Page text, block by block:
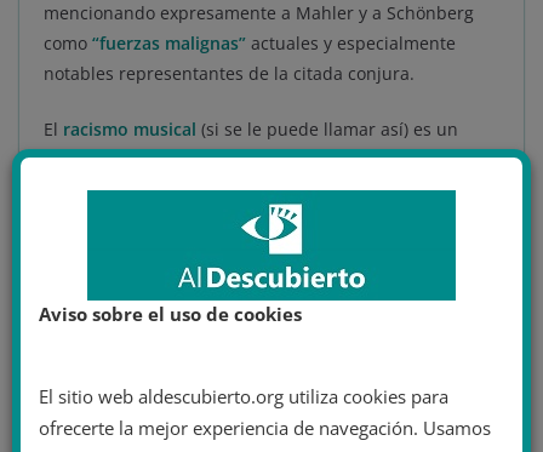
mencionando expresamente a Mahler y a Schönberg
como “fuerzas malignas” actuales y especialmente
notables representantes de la citada conjura.
El racismo musical (si se le puede llamar así) es un
fenómeno estrechamente ligado y derivado del racismo
filosófico apoyado por el nacionalsocialismo (nazismo), y
encontró su meca en los círculos musicales
Bayreuth
Aviso sobre el uso de cookies
El sitio web aldescubierto.org utiliza cookies para
ofrecerte la mejor experiencia de navegación. Usamos